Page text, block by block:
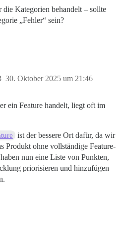
Kategorien behandelt – sollte
„Fehler“ sein?
30. Oktober 2025 um 21:46
ein Feature handelt, liegt oft im
ist der bessere Ort dafür, da wir
Produkt ohne vollständige Feature-
nun eine Liste von Punkten,
priorisieren und hinzufügen